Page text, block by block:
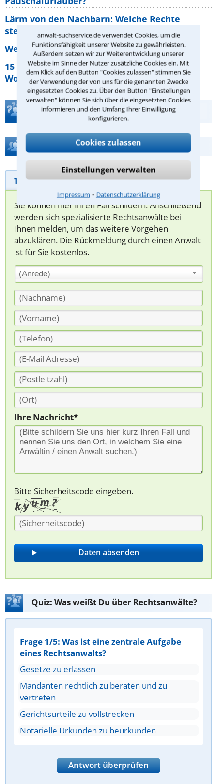
anwalt-suchservice.de verwendet Cookies, um die
Funktionsfähigkeit unserer Website zu gewährleisten.
Außerdem setzen wir zur Weiterentwicklung unserer
Website im Sinne der Nutzer zusätzliche Cookies ein. Mit
dem Klick auf den Button "Cookies zulassen" stimmen Sie
der Verwendung der von uns für die genannten Zwecke
eingesetzten Cookies zu. Über den Button "Einstellungen
verwalten" können Sie sich über die eingesetzten Cookies
informieren und den Umfang Ihrer Einwilligung
konfigurieren.
Cookies zulassen
Einstellungen verwalten
Impressum ⁃ Datenschutzerklärung
Lärm von den Nachbarn: Welche Rechte
stehen mir zu?
Wer muss Zweitwohnungssteuer zahlen?
15 elementare Rechte, die jeder
Wohnungseigentümer kennen sollte
Teste Dein Rechtswissen
Hilfe bei Ihrer Anwaltsuche?
Telefonhilfe Beratungsanfrage
Sie können hier Ihren Fall schildern. Anschließend
werden sich spezialisierte Rechtsanwälte bei
Ihnen melden, um das weitere Vorgehen
abzuklären. Die Rückmeldung durch einen Anwalt
ist für Sie kostenlos.
(Anrede)
Ihre Nachricht*
Bitte Sicherheitscode eingeben.
Quiz: Was weißt Du über Rechtsanwälte?
Frage 1/5: Was ist eine zentrale Aufgabe
eines Rechtsanwalts?
Gesetze zu erlassen
Mandanten rechtlich zu beraten und zu
vertreten
Gerichtsurteile zu vollstrecken
Notarielle Urkunden zu beurkunden
Antwort überprüfen